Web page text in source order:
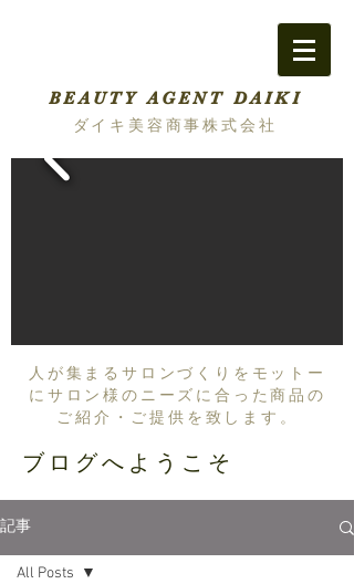
BEAUTY AGENT DAIKI
ダイキ美容商事株式会社
人が集まるサロンづくりをモットー
にサロン様のニーズに合った商品の
ご紹介・ご提供を致します。
ブログへようこそ
記事
All Posts